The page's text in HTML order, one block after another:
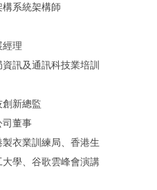
系統架構師
經理
訊及通訊科技業培訓
新總監
司董事
衣業訓練局、香港生
學、谷歌雲峰會演講